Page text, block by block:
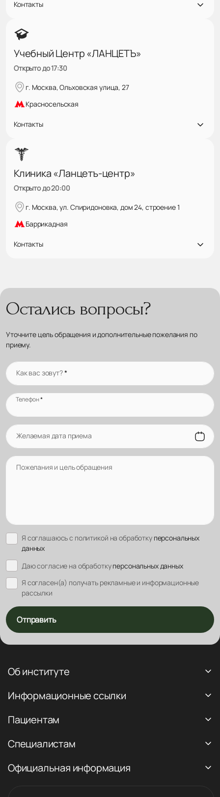
Контакты
Учебный Центр «ЛАНЦЕТЪ»
Открыто до 17:30
г. Москва, Ольховская улица, 27
Красносельская
Контакты
Клиника «Ланцетъ-центр»
Открыто до 20:00
г. Москва, ул. Спиридоновка, дом 24, строение 1
Баррикадная
Контакты
Остались вопросы?
Уточните цель обращения и дополнительные пожелания по
приему.
Как вас зовут?*
Телефон*
Желаемая дата приема
Пожелания и цель обращения
Я соглашаюсь с политикой на обработку персональных
данных
Даю согласие на обработкуперсональных данных
Я согласен(а) получать рекламные и информационные
рассылки
Отправить
Об институте
Информационные ссылки
Пациентам
Специалистам
Официальная информация